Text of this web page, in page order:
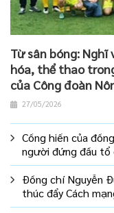
Từ sân bóng:
hóa, thể thao
của Công đoàn
27/05/2026
Cống hiến của
người đứng đầu tổ
Đồng chí Nguyễn
thúc đẩy Cách